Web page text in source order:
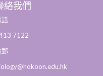
絡我們
話
7122
郵